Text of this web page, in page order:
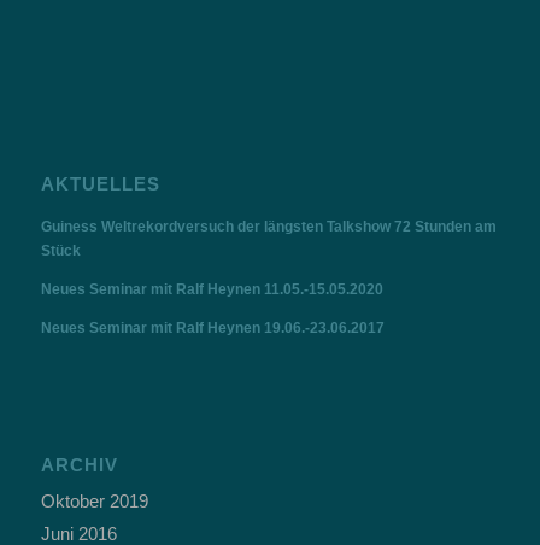
AKTUELLES
Guiness Weltrekordversuch der längsten Talkshow 72 Stunden am
Stück
Neues Seminar mit Ralf Heynen 11.05.-15.05.2020
Neues Seminar mit Ralf Heynen 19.06.-23.06.2017
ARCHIV
Oktober 2019
Juni 2016